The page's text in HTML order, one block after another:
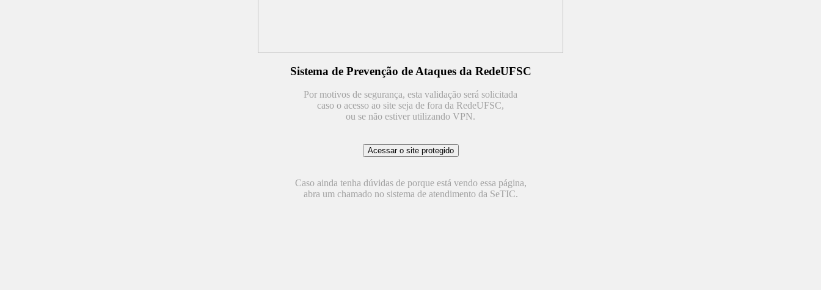
Sistema de Prevenção de Ataques da RedeUFSC
Por motivos de segurança, esta validação será solicitada
caso o acesso ao site seja de fora da RedeUFSC,
ou se não estiver utilizando VPN.
Caso ainda tenha dúvidas de porque está vendo essa página,
abra um chamado no sistema de atendimento da SeTIC.